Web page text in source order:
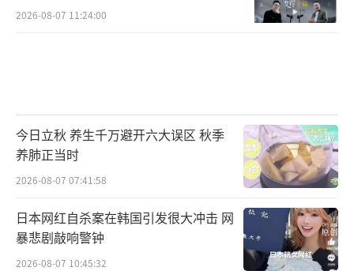
2026-08-07 11:24:00
今日立秋 养生千万避开六大误区 秋季
养肺正当时
2026-08-07 07:41:58
日本网红自杀案在韩国引发很大冲击 网
暴悲剧敲响警钟
2026-08-07 10:45:32